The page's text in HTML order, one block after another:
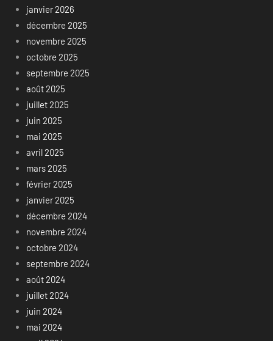
janvier 2026
décembre 2025
novembre 2025
octobre 2025
septembre 2025
août 2025
juillet 2025
juin 2025
mai 2025
avril 2025
mars 2025
février 2025
janvier 2025
décembre 2024
novembre 2024
octobre 2024
septembre 2024
août 2024
juillet 2024
juin 2024
mai 2024